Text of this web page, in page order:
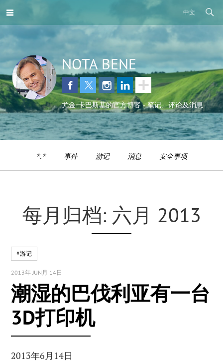
中文
NOTA BENE
尤金•卡巴斯基的官方博客 - 笔记、评论及消息
*.* 事件 游记 消息 安全事项
每月归档: 六月 2013
#游记
2013年 JUN月 14日
潮湿的巴伐利亚有一台
3D打印机
2013年6月14日